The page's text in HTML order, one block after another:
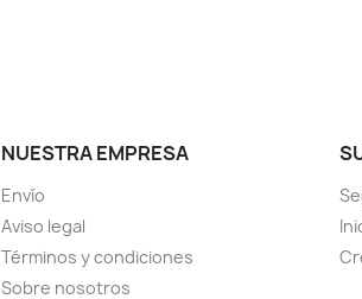
NUESTRA EMPRESA
Envío
Aviso legal
Términos y condiciones
Sobre nosotros